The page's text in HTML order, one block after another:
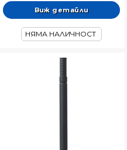
Виж детайли
НЯМА НАЛИЧНОСТ